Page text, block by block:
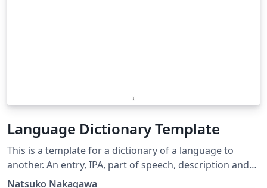
Language Dictionary Template
This is a template for a dictionary of a language to
another. An entry, IPA, part of speech, description and
example sentences are shown in a command.
Natsuko Nakagawa